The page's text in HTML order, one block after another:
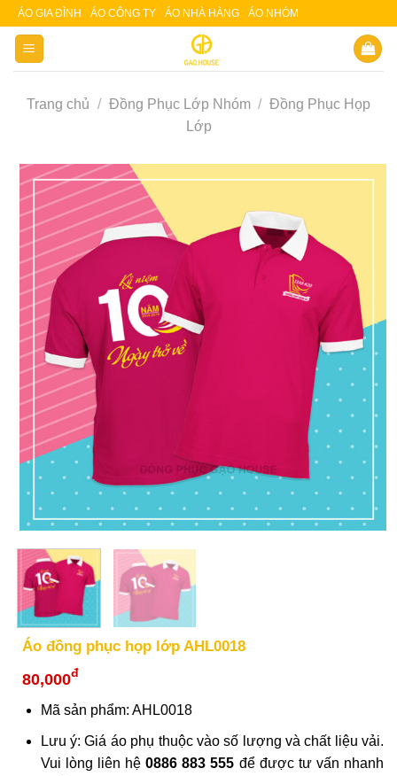
Skip
content
ÁO GIA ĐÌNH ÁO CÔNG TY ÁO NHÀ HÀNG ÁO NHÓM
Trang chủ / Đồng Phục Lớp Nhóm / Đồng Phục Họp
Lớp
Áo đồng phục họp lớp AHL0018
80,000đ
Mã sản phẩm: AHL0018
Lưu ý: Giá áo phụ thuộc vào số lượng và chất liệu vải.
Vui lòng liên hệ0886 883 555 để được tư vấn nhanh